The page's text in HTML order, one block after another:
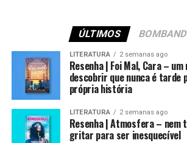
ÚLTIMOS
LITERATURA 2 semanas ago
Resenha | Foi Mal, Cara –
descobrir que nunca é tarde
própria história
LITERATURA 2 semanas ago
Resenha | Atmosfera – nem
gritar para ser inesquecível